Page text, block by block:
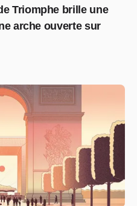
Triomphe brille une
arche ouverte sur